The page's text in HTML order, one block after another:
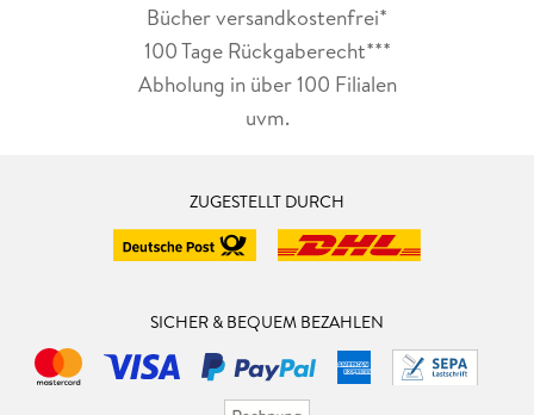
Bücher versandkostenfrei*
100 Tage Rückgaberecht***
Abholung in über 100 Filialen
uvm.
ZUGESTELLT DURCH
SICHER & BEQUEM BEZAHLEN